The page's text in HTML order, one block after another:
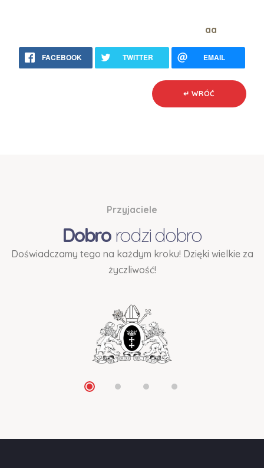
aa
FACEBOOK TWITTER EMAIL
↵ WRÓĆ
Przyjaciele
Dobro rodzi dobro
Doświadczamy tego na każdym kroku! Dzięki wielkie za
życzliwość!